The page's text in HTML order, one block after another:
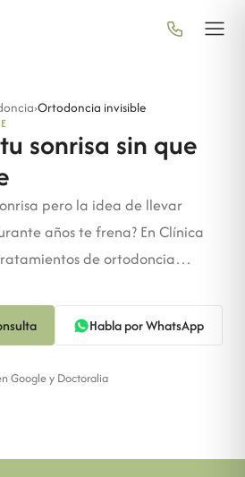
›Ortodoncia invisible
sonrisa sin que
pero la idea de llevar
años te frena? En Clínica
de ortodoncia
y niños. Sin
y sin que nadie note que
Habla por WhatsApp
Google y Doctoralia